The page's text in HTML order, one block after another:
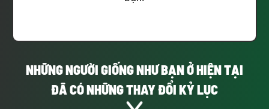
NHỮNG NGƯỜIGIỐNG NHƯ BẠN Ở HIỆN TẠI
ĐÃ CÓ NHỮNG THAY ĐỔI KỶ LỤC